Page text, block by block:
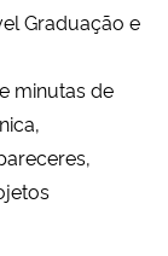
Graduação e
minutas de